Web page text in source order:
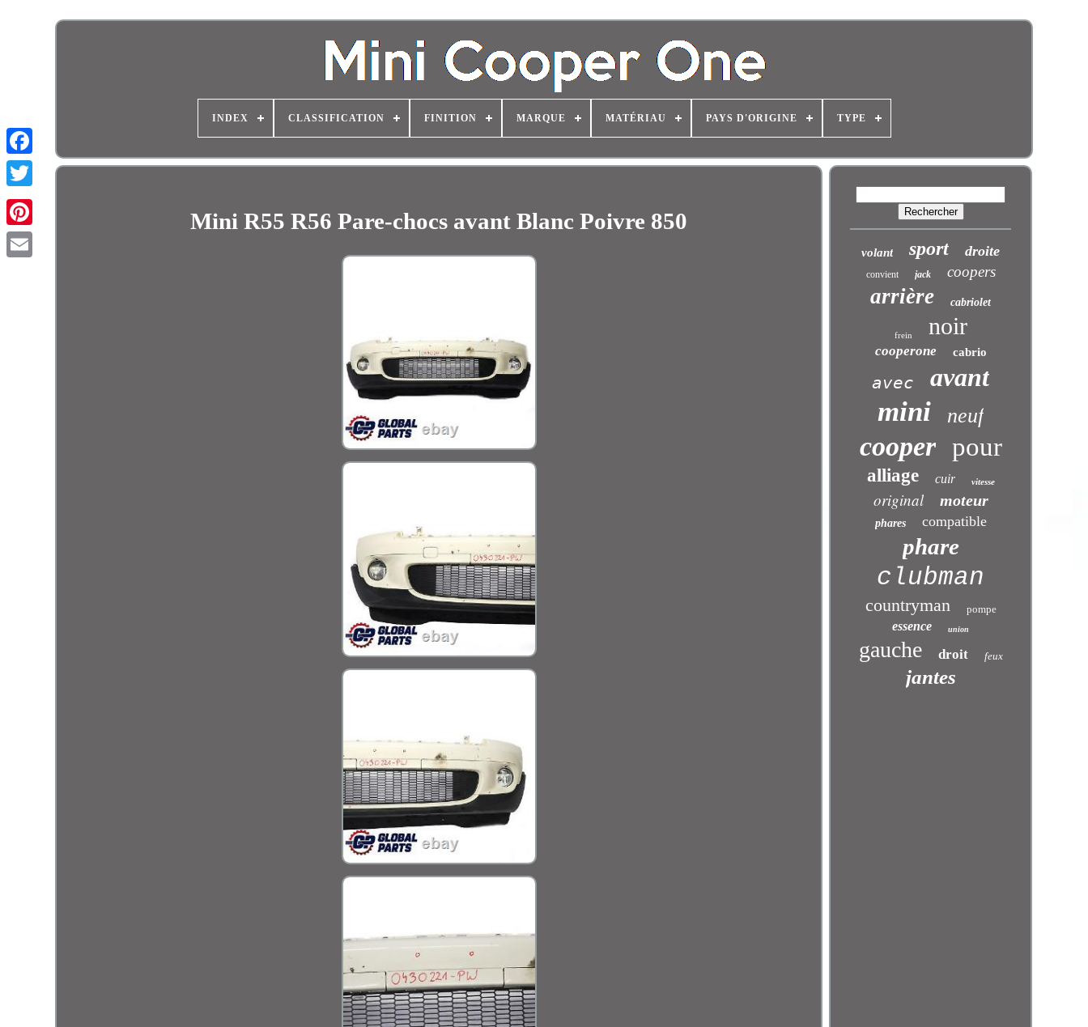
INDEX CLASSIFICATION FINITION MARQUE MATÉRIAU PAYS D'ORIGINE TYPE
Mini R55 R56 Pare-chocs avant Blanc Poivre 850
volant sport droite
convient jack coopers
arrière cabriolet
frein noir
cooperone cabrio
avec avant
mini neuf
cooper pour
alliage cuir vitesse
original moteur
phares compatible
phare
clubman
countryman pompe
essence union
gauche droit feux
jantes